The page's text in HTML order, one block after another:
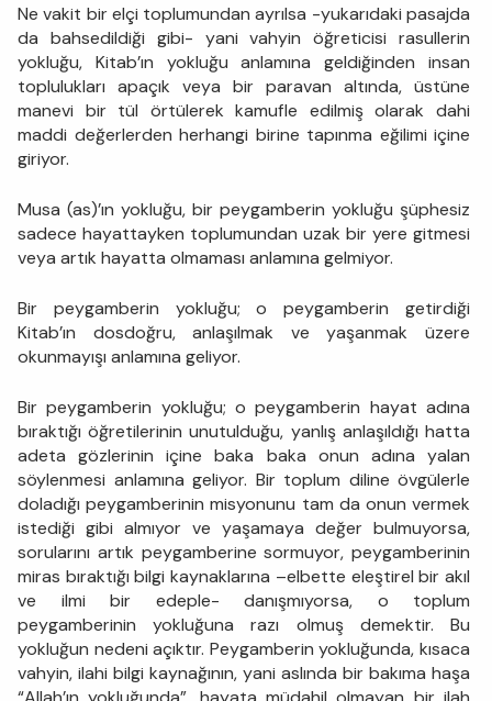
Ne vakit bir elçi toplumundan ayrılsa -yukarıdaki pasajda
da bahsedildiği gibi- yani vahyin öğreticisi rasullerin
yokluğu, Kitab’ın yokluğu anlamına geldiğinden insan
toplulukları apaçık veya bir paravan altında, üstüne
manevi bir tül örtülerek kamufle edilmiş olarak dahi
maddi değerlerden herhangi birine tapınma eğilimi içine
giriyor.
Musa (as)’ın yokluğu, bir peygamberin yokluğu şüphesiz
sadece hayattayken toplumundan uzak bir yere gitmesi
veya artık hayatta olmaması anlamına gelmiyor.
Bir peygamberin yokluğu; o peygamberin getirdiği
Kitab’ın dosdoğru, anlaşılmak ve yaşanmak üzere
okunmayışı anlamına geliyor.
Bir peygamberin yokluğu; o peygamberin hayat adına
bıraktığı öğretilerinin unutulduğu, yanlış anlaşıldığı hatta
adeta gözlerinin içine baka baka onun adına yalan
söylenmesi anlamına geliyor. Bir toplum diline övgülerle
doladığı peygamberinin misyonunu tam da onun vermek
istediği gibi almıyor ve yaşamaya değer bulmuyorsa,
sorularını artık peygamberine sormuyor, peygamberinin
miras bıraktığı bilgi kaynaklarına –elbette eleştirel bir akıl
ve ilmi bir edeple- danışmıyorsa, o toplum
peygamberinin yokluğuna razı olmuş demektir. Bu
yokluğun nedeni açıktır. Peygamberin yokluğunda, kısaca
vahyin, ilahi bilgi kaynağının, yani aslında bir bakıma haşa